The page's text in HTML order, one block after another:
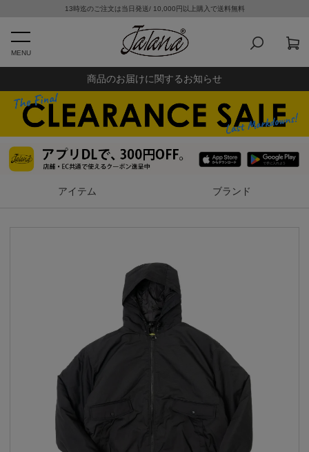
13時迄のご注文は当日発送/ 10,000円以上購入で送料無料
MENU
商品のお届けに関するお知らせ
アイテム ブランド